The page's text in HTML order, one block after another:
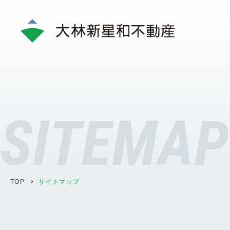
SITEMAP
TOP サイトマップ